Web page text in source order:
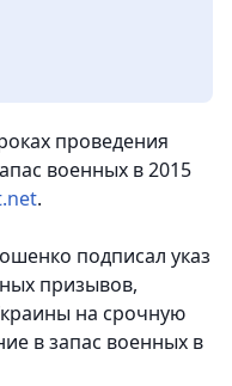
проведения
военных в 2015
.
подписал указ
призывов,
на срочную
в запас военных в